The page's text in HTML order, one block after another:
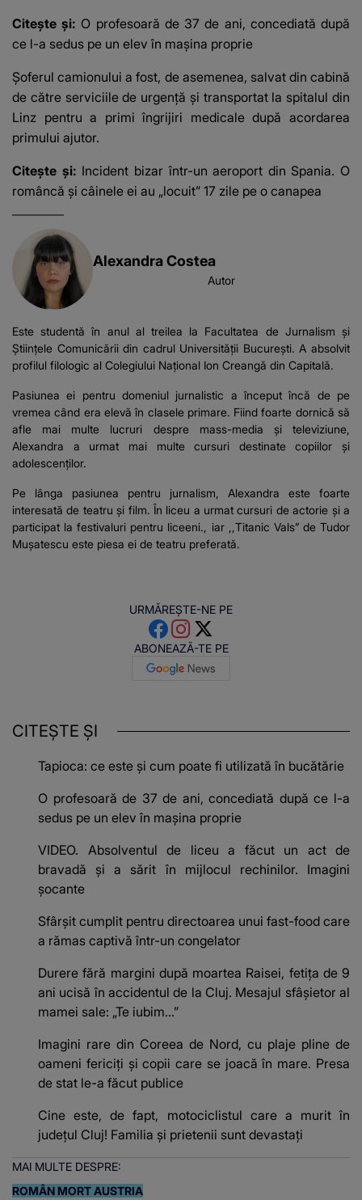
Citește și: O profesoară de 37 de ani, concediată după
ce l-a sedus pe un elev în mașina proprie
Șoferul camionului a fost, de asemenea, salvat din cabină
de către serviciile de urgență și transportat la spitalul din
Linz pentru a primi îngrijiri medicale după acordarea
primului ajutor.
Citește și: Incident bizar într-un aeroport din Spania. O
româncă și câinele ei au „locuit” 17 zile pe o canapea
Alexandra Costea
Autor
Este studentă în anul al treilea la Facultatea de Jurnalism și
Științele Comunicării din cadrul Universității București. A absolvit
profilul filologic al Colegiului Național Ion Creangă din Capitală.
Pasiunea ei pentru domeniul jurnalistic a început încă de pe
vremea când era elevă în clasele primare. Fiind foarte dornică să
afle mai multe lucruri despre mass-media și televiziune,
Alexandra a urmat mai multe cursuri destinate copiilor și
adolescenților.
Pe lânga pasiunea pentru jurnalism, Alexandra este foarte
interesată de teatru și film. În liceu a urmat cursuri de actorie și a
participat la festivaluri pentru liceeni., iar ,,Titanic Vals” de Tudor
Mușatescu este piesa ei de teatru preferată.
URMĂREȘTE-NE PE
ABONEAZĂ-TE PE
CITEȘTE ȘI
Tapioca: ce este și cum poate fi utilizată în bucătărie
O profesoară de 37 de ani, concediată după ce l-a
sedus pe un elev în mașina proprie
VIDEO. Absolventul de liceu a făcut un act de
bravadă și a sărit în mijlocul rechinilor. Imagini
șocante
Sfârșit cumplit pentru directoarea unui fast-food care
a rămas captivă într-un congelator
Durere fără margini după moartea Raisei, fetița de 9
ani ucisă în accidentul de la Cluj. Mesajul sfâșietor al
mamei sale: „Te iubim…”
Imagini rare din Coreea de Nord, cu plaje pline de
oameni fericiți și copii care se joacă în mare. Presa
de stat le-a făcut publice
Cine este, de fapt, motociclistul care a murit în
județul Cluj! Familia și prietenii sunt devastați
MAI MULTE DESPRE:
ROMÂN MORT AUSTRIA